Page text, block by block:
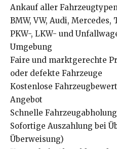
Ankauf aller
BMW, VW, Audi, Mercedes,
PKW-, LKW- und
Umgebung
Faire und marktgerechte
oder defekte Fahrzeuge
Kostenlose
Angebot
Schnelle
Sofortige Auszahlung bei
Überweisung)